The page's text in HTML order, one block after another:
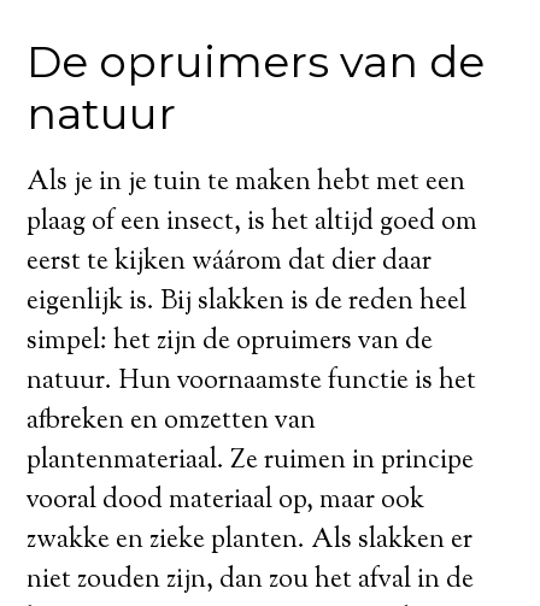
De opruimers van de
natuur
Als je in je tuin te maken hebt met een
plaag of een insect, is het altijd goed om
eerst te kijken wáárom dat dier daar
eigenlijk is. Bij slakken is de reden heel
simpel: het zijn de opruimers van de
natuur. Hun voornaamste functie is het
afbreken en omzetten van
plantenmateriaal. Ze ruimen in principe
vooral dood materiaal op, maar ook
zwakke en zieke planten. Als slakken er
niet zouden zijn, dan zou het afval in de